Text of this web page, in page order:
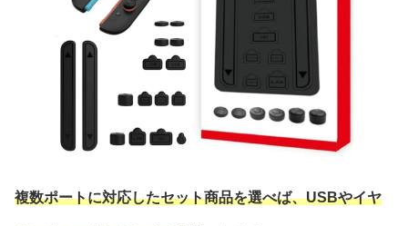
複数ポートに対応したセット商品を選べば、USBやイヤ